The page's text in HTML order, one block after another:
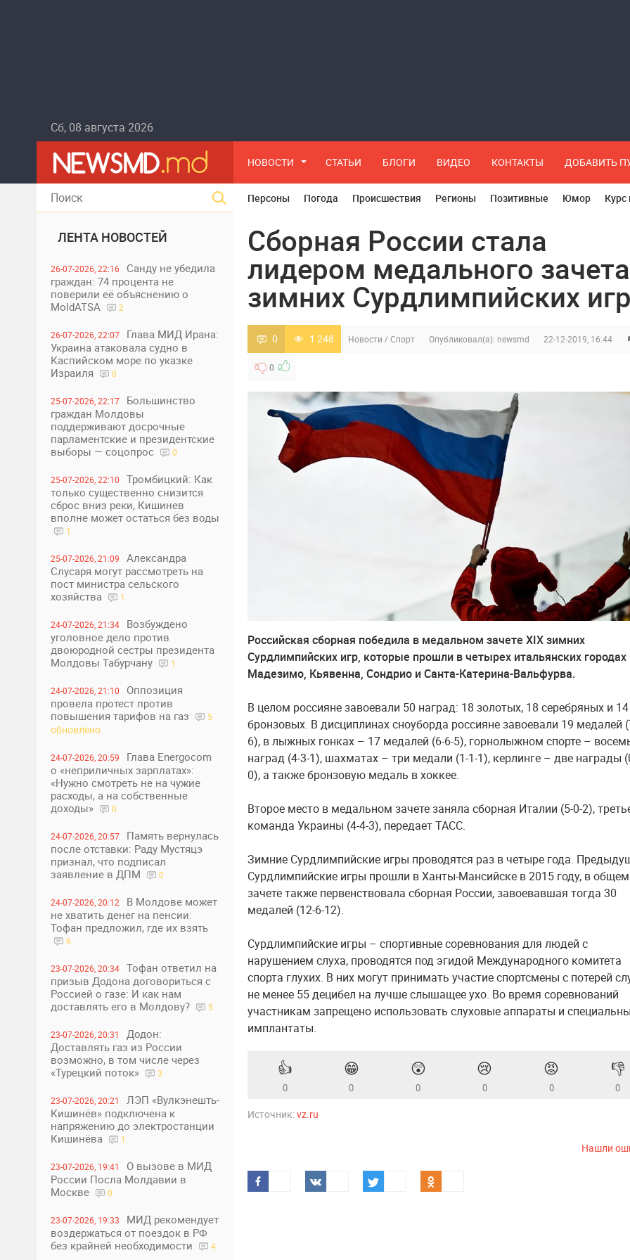
Сб, 08 августа 2026
НОВОСТИ СТАТЬИ БЛОГИ ВИДЕО КОНТАКТЫ ДОБАВИТЬ
ЛЕНТА НОВОСТЕЙ
26-07-2026, 22:16
Санду не убедила
граждан: 74 процента не
поверили её объяснению о
MoldATSA
2
26-07-2026, 22:07
Глава МИД Ирана:
Украина атаковала судно в
Каспийском море по указке
Израиля
0
25-07-2026, 22:17
Большинство
граждан Молдовы
поддерживают досрочные
парламентские и президентские
выборы — соцопрос
0
25-07-2026, 22:10
Тромбицкий: Как
только существенно снизится
сброс вниз реки, Кишинев
вполне может остаться без воды
1
25-07-2026, 21:09
Александра
Слусаря могут рассмотреть на
пост министра сельского
хозяйства
1
24-07-2026, 21:34
Возбуждено
уголовное дело против
двоюродной сестры президента
Молдовы Табурчану
1
24-07-2026, 21:10
Оппозиция
провела протест против
повышения тарифов на газ
5
обновлено
24-07-2026, 20:59
Глава Energocom
о «неприличных зарплатах»:
«Нужно смотреть не на чужие
расходы, а на собственные
доходы»
0
24-07-2026, 20:57
Память вернулась
после отставки: Раду Мустяцэ
признал, что подписал
заявление в ДПМ
0
24-07-2026, 20:12
В Молдове может
не хватить денег на пенсии:
Тофан предложил, где их взять
6
23-07-2026, 20:34
Тофан ответил на
призыв Додона договориться с
Россией о газе: И как нам
доставлять его в Молдову?
5
23-07-2026, 20:31
Додон:
Доставлять газ из России
возможно, в том числе через
«Турецкий поток»
3
23-07-2026, 20:21
ЛЭП «Вулкэнешть-
Кишинёв» подключена к
напряжению до электростанции
Кишинёва
1
23-07-2026, 19:41
О вызове в МИД
России Посла Молдавии в
Москве
0
23-07-2026, 19:33
МИД рекомендует
воздержаться от поездок в РФ
без крайней необходимости
4
Персоны Погода Происшествия Регионы Позитивные Юмор
Сборная России стала
лидером медального зачета
зимних Сурдлимпийских
0 1 248 Новости /Спорт Опубликовал(а): newsmd 22-12-2019, 16:44
0
Российская сборная победила в медальном зачете XIX зимних
Сурдлимпийских игр, которые прошли в четырех итальянских городах
Мадезимо, Кьявенна, Сондрио и Санта-Катерина-Вальфурва.
В целом россияне завоевали 50 наград: 18 золотых, 18 серебряных и 14
бронзовых. В дисциплинах сноуборда россияне завоевали 19 медалей
6), в лыжных гонках – 17 медалей (6-6-5), горнолыжном спорте –
наград (4-3-1), шахматах – три медали (1-1-1), керлинге – две награды
0), а также бронзовую медаль в хоккее.
Второе место в медальном зачете заняла сборная Италии (5-0-2),
команда Украины (4-4-3), передает ТАСС.
Зимние Сурдлимпийские игры проводятся раз в четыре года.
Сурдлимпийские игры прошли в Ханты-Мансийске в 2015 году, в общем
зачете также первенствовала сборная России, завоевавшая тогда 30
медалей (12-6-12).
Сурдлимпийские игры – спортивные соревнования для людей с
нарушением слуха, проводятся под эгидой Международного комитета
спорта глухих. В них могут принимать участие спортсмены с потерей
не менее 55 децибел на лучше слышащее ухо. Во время соревнований
участникам запрещено использовать слуховые аппараты и
имплантаты.
👍
0
😁
0
😲
0
😢
0
😡
0
👎
0
Источник:vz.ru
Нашли